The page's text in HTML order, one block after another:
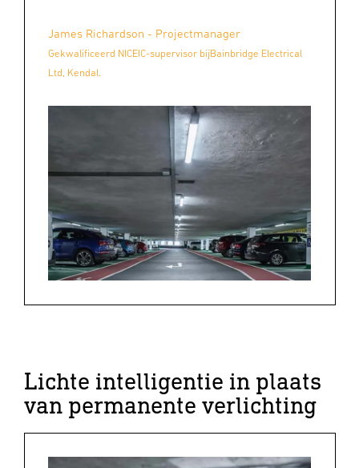
James Richardson - Projectmanager
Gekwalificeerd NICEIC-supervisor bijBainbridge Electrical
Ltd, Kendal.
Lichte intelligentie in plaats
van permanente verlichting